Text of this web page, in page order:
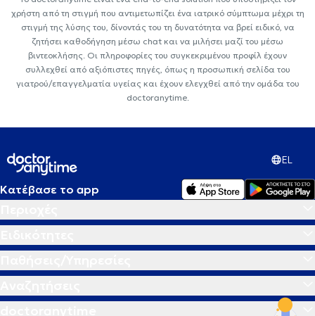
χρήστη από τη στιγμή που αντιμετωπίζει ένα ιατρικό σύμπτωμα μέχρι τη
στιγμή της λύσης του, δίνοντάς του τη δυνατότητα να βρεί ειδικό, να
ζητήσει καθοδήγηση μέσω chat και να μιλήσει μαζί του μέσω
βιντεοκλήσης. Οι πληροφορίες του συγκεκριμένου προφίλ έχουν
συλλεχθεί από αξιόπιστες πηγές, όπως η προσωπική σελίδα του
γιατρού/επαγγελματία υγείας και έχουν ελεγχθεί από την ομάδα του
doctoranytime.
EL
Κατέβασε το app